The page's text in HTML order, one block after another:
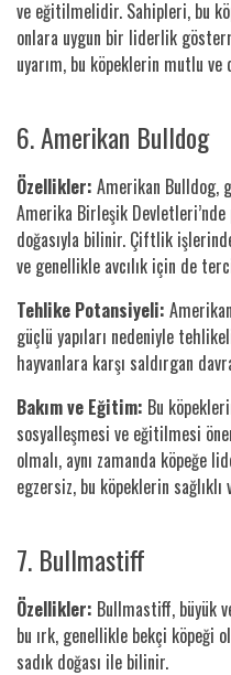
ve eğitilmelidir. Sahipleri, bu
onlara uygun bir liderlik
uyarım, bu köpeklerin mutlu ve
6. Amerikan Bulldog
Özellikler: Amerikan Bulldog,
Amerika Birleşik Devletleri’nde
doğasıyla bilinir. Çiftlik
ve genellikle avcılık için de
Tehlike Potansiyeli:
güçlü yapıları nedeniyle
hayvanlara karşı saldırgan
Bakım ve Eğitim: Bu
sosyalleşmesi ve eğitilmesi
olmalı, aynı zamanda köpeğe
egzersiz, bu köpeklerin sağlıklı
7. Bullmastiff
Özellikler: Bullmastiff, büyük
bu ırk, genellikle bekçi köpeği
sadık doğası ile bilinir.